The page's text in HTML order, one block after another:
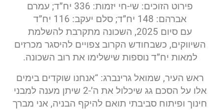
​פירוט הזוכים: שי-חי יזמות: 336 יח”ד; עמרם
אברהם: 148 יח”ד; סלם יעקב: 116 יח”ד
​עם סיום 2025, השכונה מתקרבת להשלמת
השיווקים, כשבחודש הקרוב צפויים להיסגר מכרזים
למאות יח”ד נוספות שישלימו את רוב השכונה.
​ראש העיר, שמואל גרינברג: “אנחנו שוקדים בימים
אלו על הסכם גג שיכלול את ה’-2 שיתן מענה למבני
חינוך ופיתוח סביבתי תואם להיקף הבניה, אני מברך